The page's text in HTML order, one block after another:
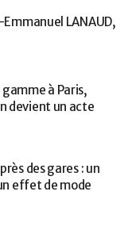
LANAUD,
à Paris,
devient un acte
des gares : un
effet de mode